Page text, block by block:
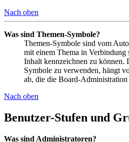
Nach oben
Was sind Themen-Symbole?
Themen-Symbole sind vom
mit einem Thema in Verbindung
Inhalt kennzeichnen zu
Symbole zu verwenden, hängt
ab, die die Board-Administration
Nach oben
Benutzer-Stufen und
Was sind Administratoren?